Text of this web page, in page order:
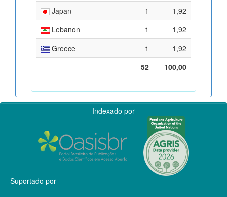
Japan
1
1,92
Lebanon
1
1,92
Greece
1
1,92
52
100,00
Indexado por
Suportado por